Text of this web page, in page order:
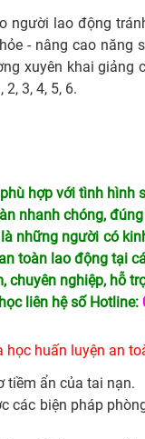
người lao động
- nâng cao năng
xuyên khai
3, 4, 5, 6.
hợp với tình hình
nhanh chóng,
những người có
toàn lao động tại
chuyên nghiệp, hỗ
liên hệ số Hotline:
huấn luyện an
tiềm ẩn của tai nạn.
các biện pháp